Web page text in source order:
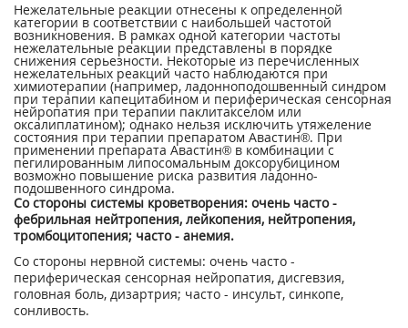
Нежелательные реакции отнесены к опреде­ленной
категории в соответствии с наиболь­шей частотой
возникновения. В рамках од­ной категории частоты
нежелательные реак­ции представлены в порядке
снижения серь­езности. Некоторые из перечисленных
неже­лательных реакций часто наблюдаются при
химиотерапии (например, ладонно­подошвенный синдром
при терапии капецитабином и периферическая сенсорная
нейро­патия при терапии паклитакселом или
оксалиплатином); однако нельзя исключить утя­желение
состояния при терапии препаратом Авастин®. При
применении препарата Авастин® в комбинации с
пегилированным липосомальным доксорубицином
возможно повышение риска развития ладонно­
подошвенного синдрома.
Со стороны системы кроветворения: очень часто -
фебрильная нейтропения, лейкопе­ния, нейтропения,
тромбоцитопения; часто - анемия.
Со стороны нервной системы: очень часто -
периферическая сенсорная нейропатия, дисгевзия,
головная боль, дизартрия; часто - ин­сульт, синкопе,
сонливость.